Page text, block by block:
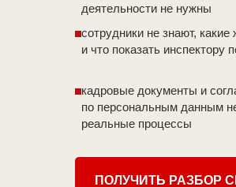
деятельности не нужны
сотрудники не знают,
и что показать инспектору
кадровые документы и
по персональным данным
реальные процессы
ПОЛУЧИТЬ РАЗБОР